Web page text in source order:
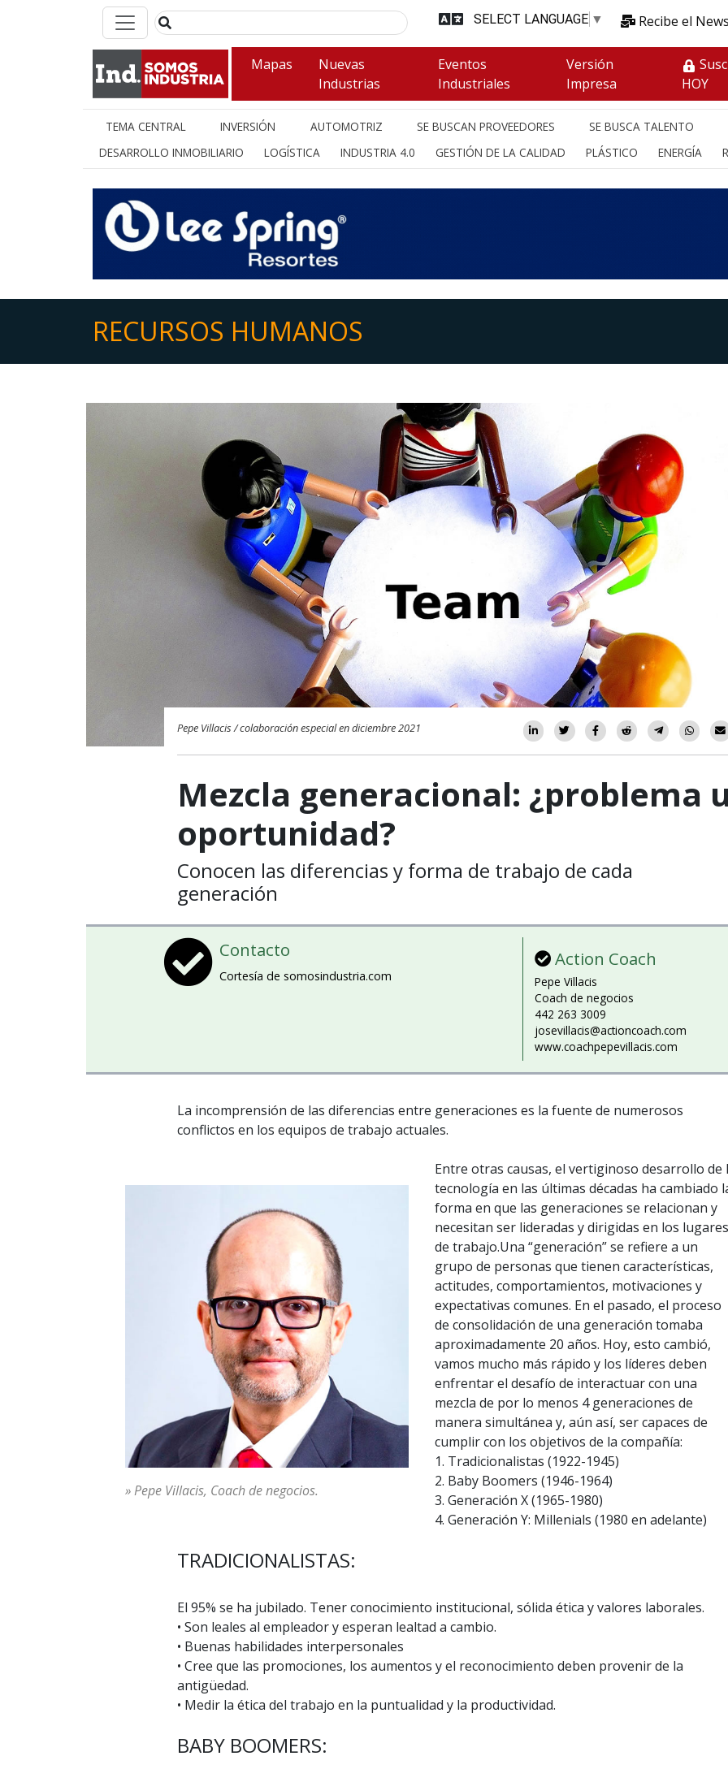
SELECT LANGUAGE ▼ Recibe el
Mapas
Nuevas
Industrias
Eventos
Industriales
Versión
Impresa
HOY
TEMA CENTRAL INVERSIÓN AUTOMOTRIZ SE BUSCAN PROVEEDORES
SE BUSCA TALENTO
DESARROLLO INMOBILIARIO
LOGÍSTICA INDUSTRIA 4.0 GESTIÓN DE LA CALIDAD PLÁSTICO ENERGÍA
RECURSOS HUMANOS
Pepe Villacis / colaboración especial en diciembre 2021
Mezcla generacional: ¿problema
oportunidad?
Conocen las diferencias y forma de trabajo de cada
generación
Contacto
Cortesía de somosindustria.com
Action Coach
Pepe Villacis
Coach de negocios
442 263 3009
josevillacis@actioncoach.com
www.coachpepevillacis.com
La incomprensión de las diferencias entre generaciones es la fuente de numerosos
conflictos en los equipos de trabajo actuales.
» Pepe Villacis, Coach de negocios.
Entre otras causas, el vertiginoso desarrollo de
tecnología en las últimas décadas ha cambiado
forma en que las generaciones se relacionan y
necesitan ser lideradas y dirigidas en los lugares
de trabajo.Una “generación” se refiere a un
grupo de personas que tienen características,
actitudes, comportamientos, motivaciones y
expectativas comunes. En el pasado, el proceso
de consolidación de una generación tomaba
aproximadamente 20 años. Hoy, esto cambió,
vamos mucho más rápido y los líderes deben
enfrentar el desafío de interactuar con una
mezcla de por lo menos 4 generaciones de
manera simultánea y, aún así, ser capaces de
cumplir con los objetivos de la compañía:
1. Tradicionalistas (1922-1945)
2. Baby Boomers (1946-1964)
3. Generación X (1965-1980)
4. Generación Y: Millenials (1980 en adelante)
TRADICIONALISTAS:
El 95% se ha jubilado. Tener conocimiento institucional, sólida ética y valores laborales.
• Son leales al empleador y esperan lealtad a cambio.
• Buenas habilidades interpersonales
• Cree que las promociones, los aumentos y el reconocimiento deben provenir de la
antigüedad.
• Medir la ética del trabajo en la puntualidad y la productividad.
BABY BOOMERS: